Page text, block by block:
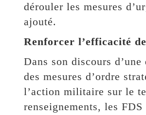
dérouler les mesures
ajouté.
Renforcer l’efficacité
Dans son discours
des mesures d’ordre
l’action militaire sur le
renseignements, les